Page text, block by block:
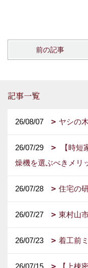
前の記事
記事一覧
26/08/07 ヤシの
26/07/29
【時短
燥機を選ぶべきメリ
26/07/28 住宅の
26/07/27 東村山
26/07/23 着工前